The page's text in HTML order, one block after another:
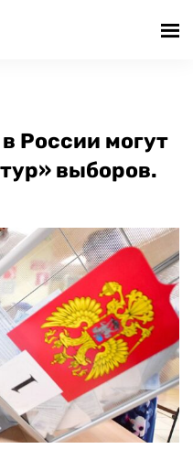
России могут
выборов.